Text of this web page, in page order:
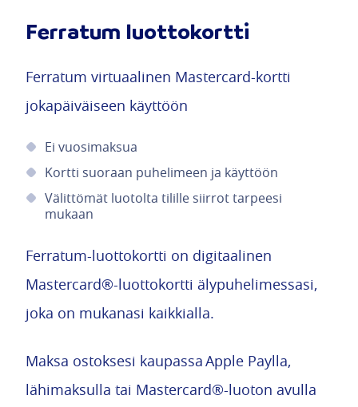
Ferratum luottokortti
Ferratum virtuaalinen Mastercard-kortti
jokapäiväiseen käyttöön
Ei vuosimaksua
Kortti suoraan puhelimeen ja käyttöön
Välittömät luotolta tilille siirrot tarpeesi
mukaan
Ferratum-luottokortti on digitaalinen
Mastercard®-luottokortti älypuhelimessasi,
joka on mukanasi kaikkialla.
Maksa ostoksesi kaupassa Apple Paylla,
lähimaksulla tai Mastercard®-luoton avulla